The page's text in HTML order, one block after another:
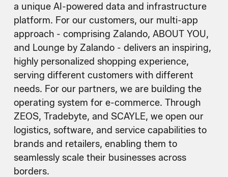
a unique AI-powered data and infrastructure
platform. For our customers, our multi-app
approach - comprising Zalando, ABOUT YOU,
and Lounge by Zalando - delivers an inspiring,
highly personalized shopping experience,
serving different customers with different
needs. For our partners, we are building the
operating system for e-commerce. Through
ZEOS, Tradebyte, and SCAYLE, we open our
logistics, software, and service capabilities to
brands and retailers, enabling them to
seamlessly scale their businesses across
borders.